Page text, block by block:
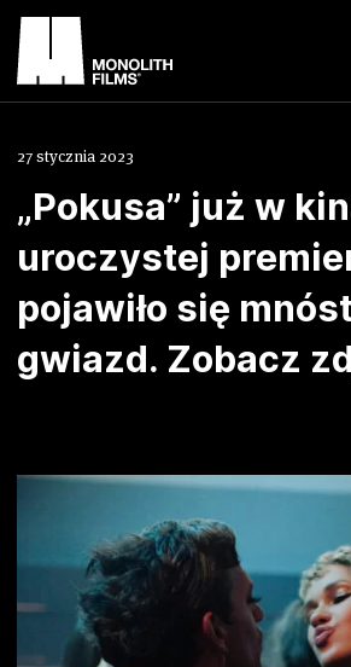
Aktualności
Lista filmów
O nas
Biuro prasowe
Cineman Dla
27 stycznia 2023
„Pokusa” już w
uroczystej
pojawiło się
gwiazd. Zobacz